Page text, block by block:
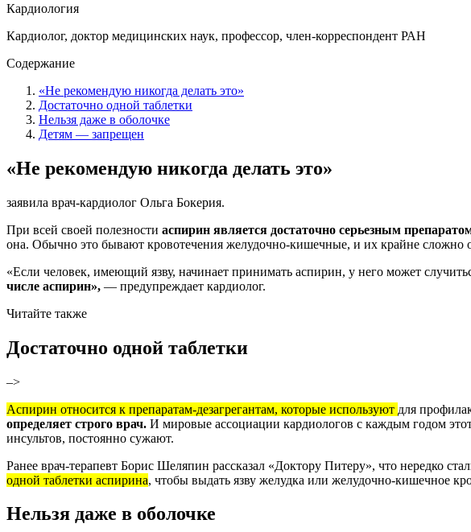
Кардиология
Кардиолог, доктор медицинских наук, профессор, член-корреспондент РАН
Содержание
«Не рекомендую никогда делать это»
Достаточно одной таблетки
Нельзя даже в оболочке
Детям — запрещен
«Не рекомендую никогда делать это»
заявила врач-кардиолог Ольга Бокерия.
При всей своей полезности аспирин является достаточно серьезным
она. Обычно это бывают кровотечения желудочно-кишечные, и их крайне сложно
«Если человек, имеющий язву, начинает принимать аспирин, у него может
числе аспирин», — предупреждает кардиолог.
Читайте также
Достаточно одной таблетки
–>
Аспирин относится к препаратам-дезагрегантам, которые используют для
определяет строго врач. И мировые ассоциации кардиологов с каждым годом
инсультов, постоянно сужают.
Ранее врач-терапевт Борис Шеляпин рассказал «Доктору Питеру», что нередко
одной таблетки аспирина, чтобы выдать язву желудка или желудочно-кишечное
Нельзя даже в оболочке